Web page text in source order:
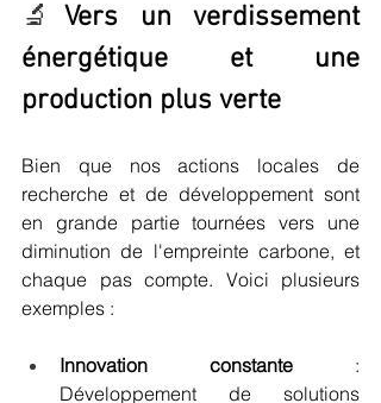
🔬 Vers un verdissement
énergétique et une
production plus verte
Bien que nos actions locales de
recherche et de développement sont
en grande partie tournées vers une
diminution de l'empreinte carbone, et
chaque pas compte. Voici plusieurs
exemples :
Innovation constante :
Développement de solutions